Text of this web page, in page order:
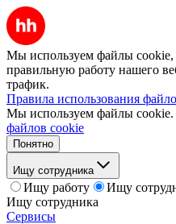
Мы используем файлы cookie,
правильную работу нашего
трафик.
Правила использования
Мы используем файлы cookie.
файлов cookie
Понятно
Ищу сотрудника
Ищу работу
Ищу
Ищу сотрудника
Сервисы